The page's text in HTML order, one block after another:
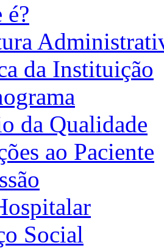
é?
da Instituição
da Qualidade
ao Paciente
Social